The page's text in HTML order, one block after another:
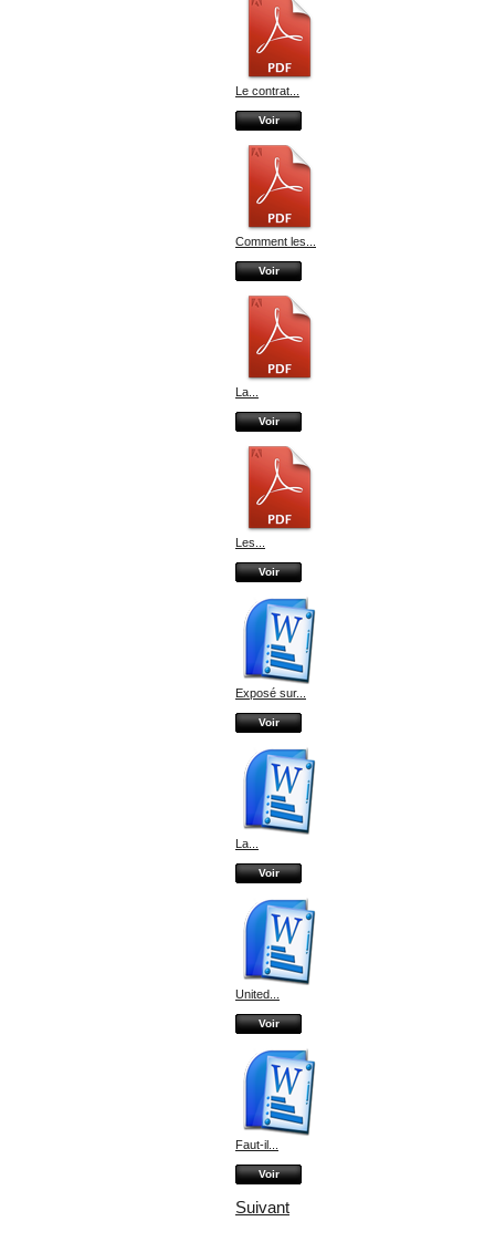
Le contrat...
Voir
Comment les...
Voir
La...
Voir
Les...
Voir
Exposé sur...
Voir
La...
Voir
United...
Voir
Faut-il...
Voir
Suivant